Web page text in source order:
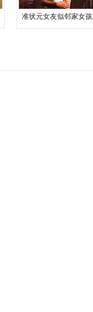
准状元女友似邻家女孩